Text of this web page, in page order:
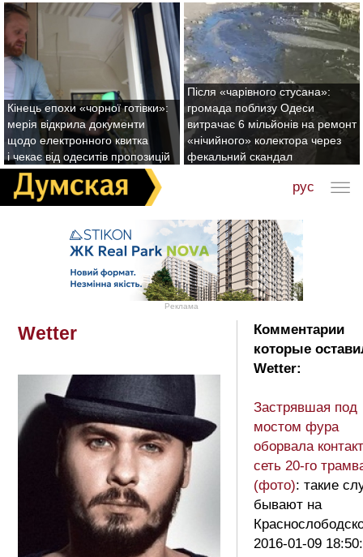
Кінець епохи «чорної готівки»:
мерія відкрила документи
щодо електронного квитка
і чекає від одеситів пропозицій
Після «чарівного стусана»:
громада поблизу Одеси
витрачає 6 мільйонів на ремонт
«нічийного» колектора через
фекальний скандал
рус
Реклама
Wetter
Комментарии
которые
Wetter:
Застрявшая под
мостом фура
оборвала
сеть 20-го
(фото): такие
бывают на
2016-01-09